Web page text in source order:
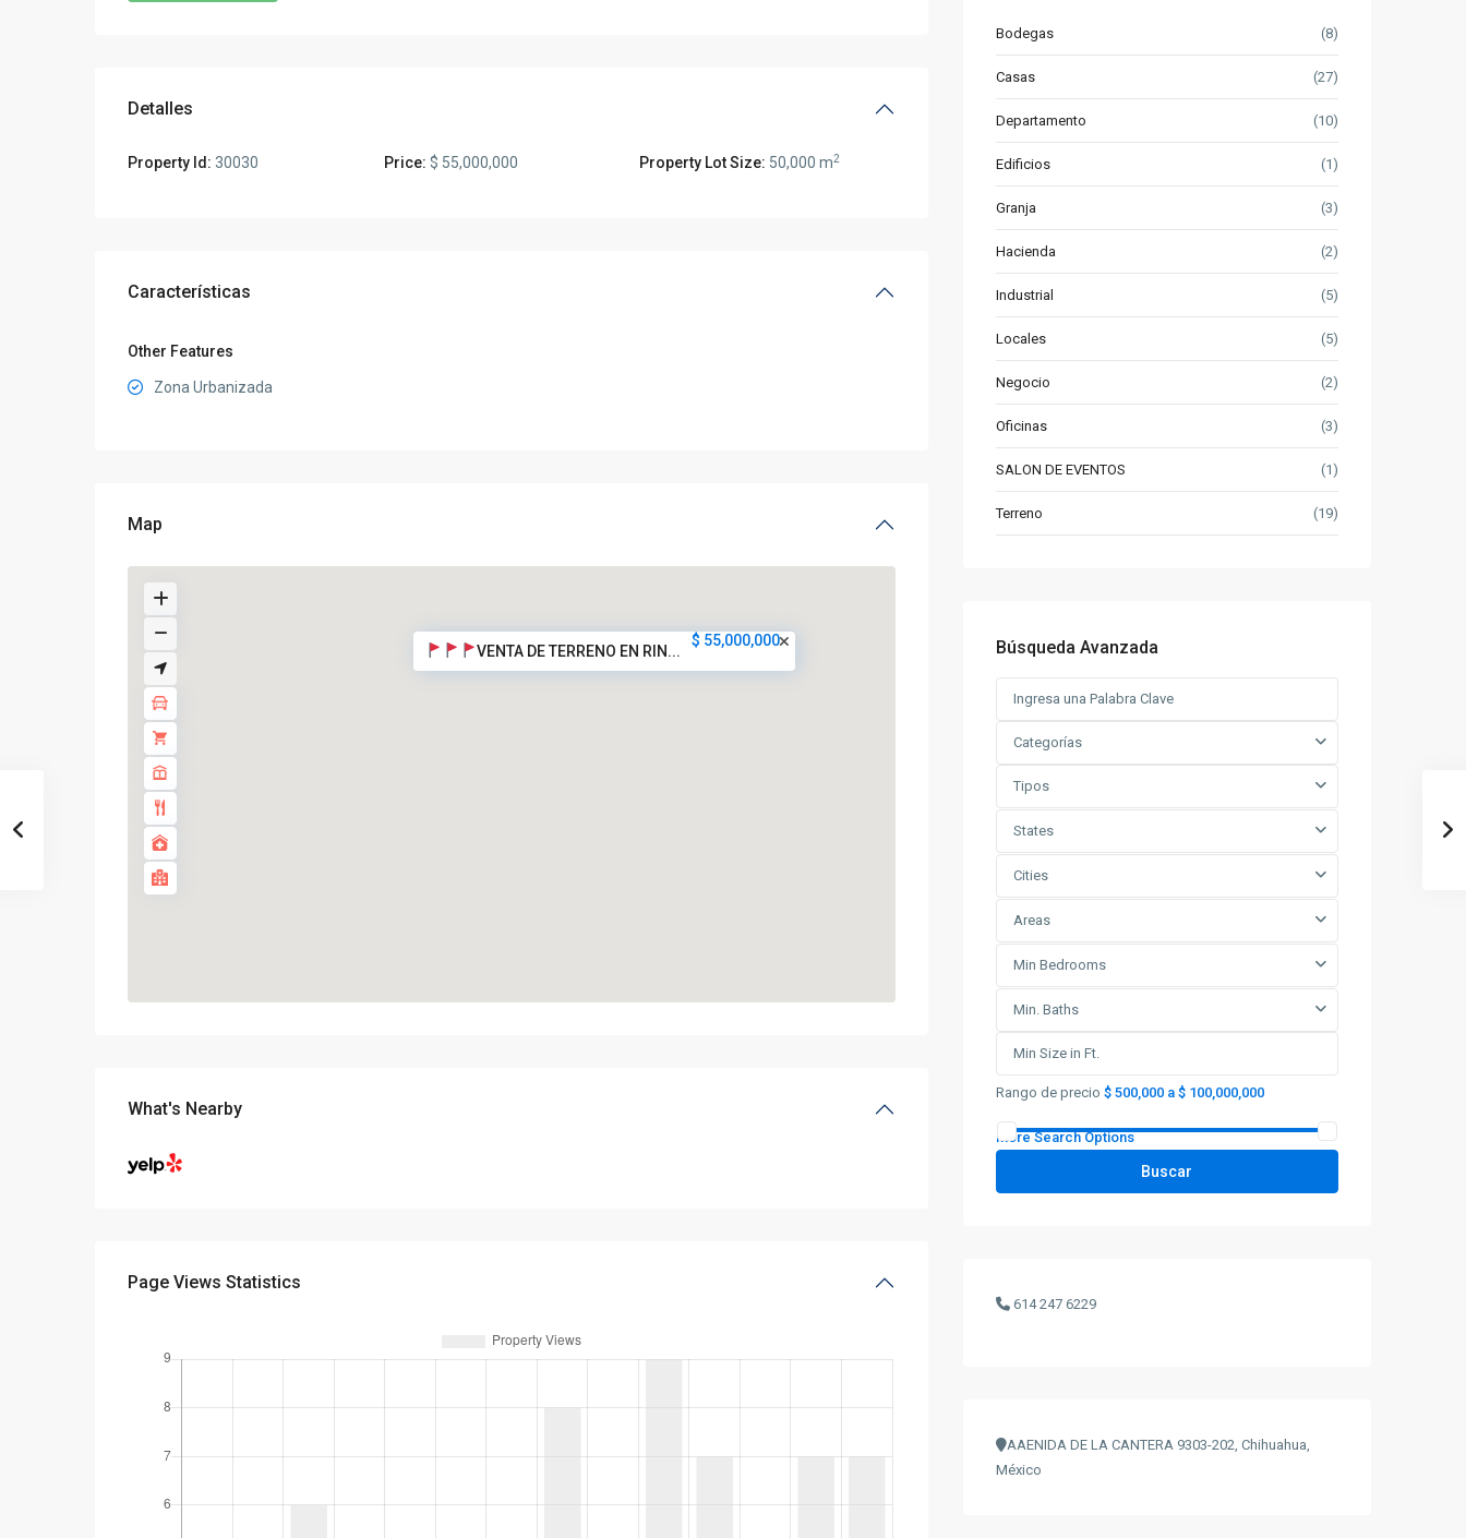
Detalles
Property Id: 30030 Price: $ 55,000,000 Property Lot Size: 50,000 m2
Características
Other Features
Zona Urbanizada
Map
VENTA DE TERRENO EN RIN...
$ 55,000,000
What's Nearby
Page Views Statistics
Bodegas (8)
Casas (27)
Departamento (10)
Edificios (1)
Granja (3)
Hacienda (2)
Industrial (5)
Locales (5)
Negocio (2)
Oficinas (3)
SALON DE EVENTOS (1)
Terreno (19)
Búsqueda Avanzada
Categorías
Tipos
States
Cities
Areas
Min Bedrooms
Min. Baths
Rango de precio $ 500,000 a $ 100,000,000
More Search Options
Buscar
614 247 6229
AAENIDA DE LA CANTERA 9303-202, Chihuahua,
México